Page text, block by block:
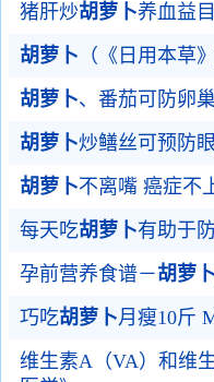
猪肝炒胡萝卜养血益
胡萝卜 （《日用本草
胡萝卜、番茄可防卵
胡萝卜炒鳝丝可预防
胡萝卜不离嘴 癌症不
每天吃胡萝卜有助于
孕前营养食谱－胡萝卜
巧吃胡萝卜月瘦10斤
维生素A（VA）和维